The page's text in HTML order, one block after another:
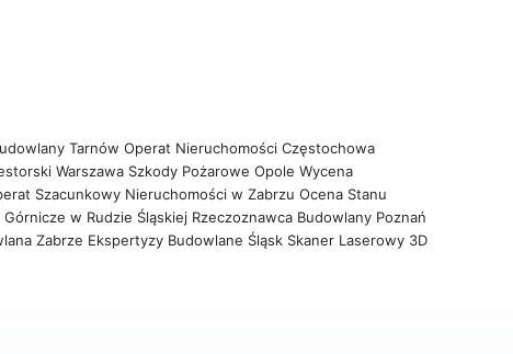
Tarnów Operat Nieruchomości Częstochowa
Warszawa Szkody Pożarowe OpoleWycena
Szacunkowy Nieruchomości w ZabrzuOcena Stanu
Górnicze w Rudzie Śląskiej Rzeczoznawca Budowlany Poznań
Zabrze Ekspertyzy Budowlane Śląsk Skaner Laserowy 3D